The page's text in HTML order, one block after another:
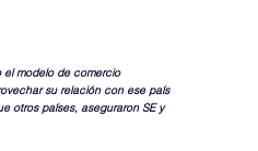
el modelo de comercio
su relación con ese país
otros países, aseguraron SE y